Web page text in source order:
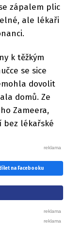
zápalem plic
ale lékaři
k těžkým
se sice
dovolit
domů. Ze
Zameera,
bez lékařské
na Facebooku